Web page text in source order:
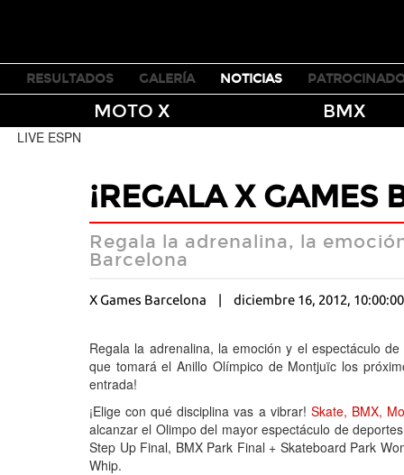
TICKETS
RESULTADOS GALERÍA NOTICIAS
MOTO X BMX
LIVE ESPN
¡REGALA X GAMES
Regala la adrenalina, la
Barcelona
X Games Barcelona diciembre 16, 2012,
Regala la adrenalina, la emoción y el espectáculo
que tomará el Anillo Olímpico de Montjuïc los
entrada!
¡Elige con qué disciplina vas a vibrar! Skate, BMX,
alcanzar el Olimpo del mayor espectáculo de
Step Up Final, BMX Park Final + Skateboard Park
Whip.